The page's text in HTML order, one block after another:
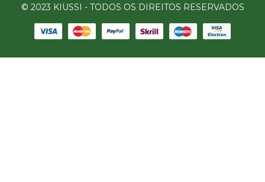
© 2023 KIUSSI - TODOS OS DIREITOS RESERVADOS